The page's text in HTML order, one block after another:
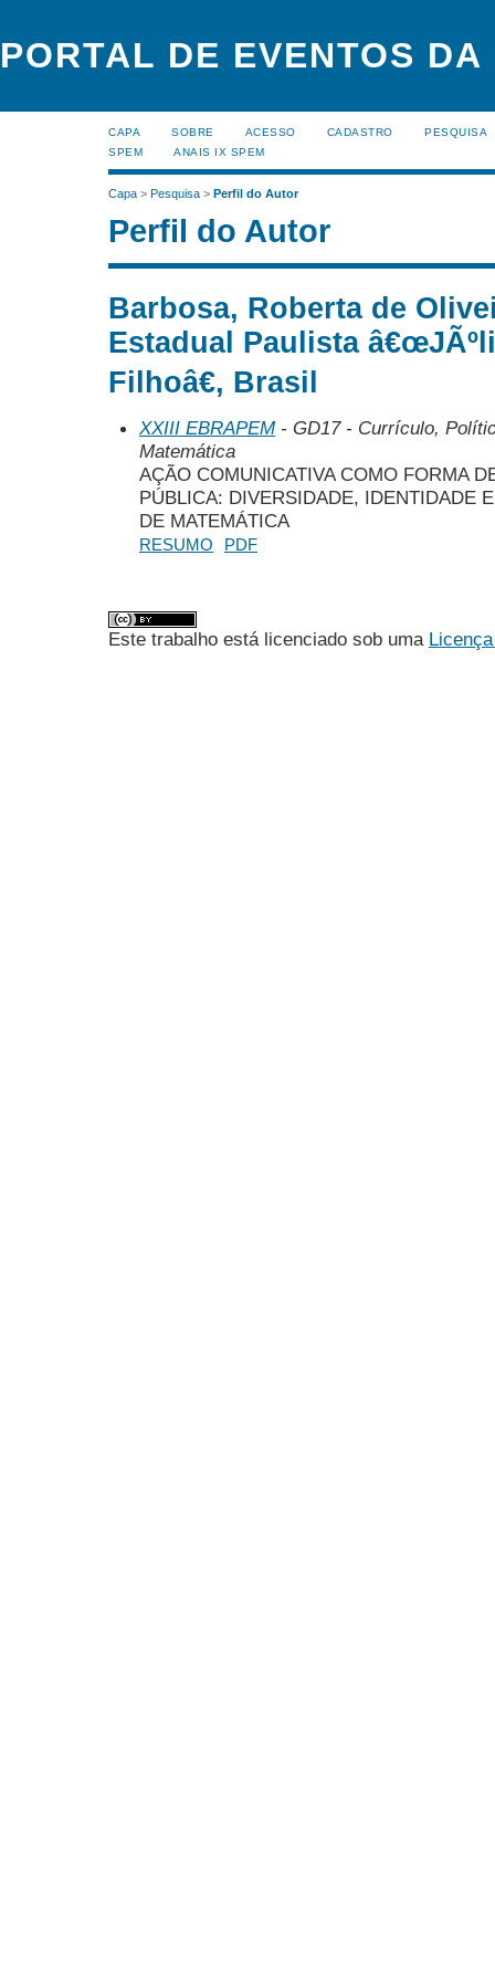
PORTAL DE EVENTOS DA
CAPA SOBRE ACESSO CADASTRO
PESQUISA
SPEM
ANAIS IX SPEM
Capa > Pesquisa > Perfil do Autor
Perfil do Autor
Barbosa, Roberta de
Estadual Paulista
Filhoâ€, Brasil
XXIII EBRAPEM - GD17 - Currículo,
Matemática
AÇÃO COMUNICATIVA COMO FORMA
PÚBLICA: DIVERSIDADE, IDENTIDADE
DE MATEMÁTICA
RESUMO PDF
Este trabalho está licenciado sob uma